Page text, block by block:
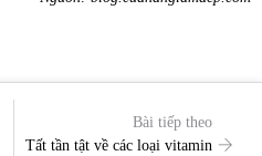
Bài tiếp theo
Tất tần tật về các loại vitamin